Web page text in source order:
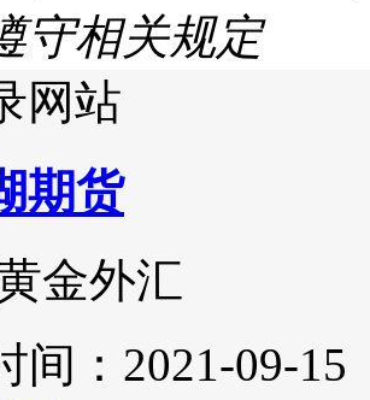
守相关规定
网站
期货
金外汇
间：2021-09-15